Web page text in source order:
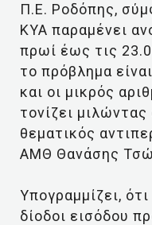
Π.Ε. Ροδόπης,
ΚΥΑ παραμένει
πρωί έως τις
το πρόβλημα
και οι μικρός
τονίζει
θεματικός
ΑΜΘ Θανάσης
Υπογραμμίζει,
δίοδοι εισόδου